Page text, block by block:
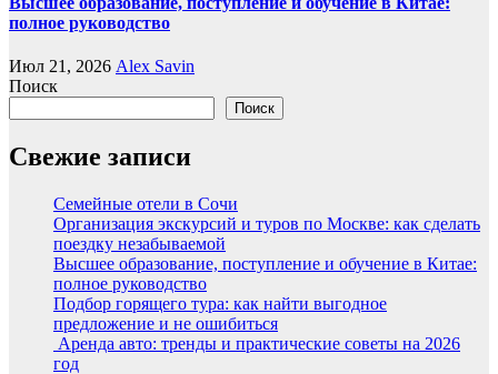
полное руководство
Июл 21, 2026 Alex Savin
Поиск
Поиск
Свежие записи
Семейные отели в Сочи
Организация экскурсий и туров по Москве: как сделать
поездку незабываемой
Высшее образование, поступление и обучение в Китае:
полное руководство
Подбор горящего тура: как найти выгодное
предложение и не ошибиться
Аренда авто: тренды и практические советы на 2026
год